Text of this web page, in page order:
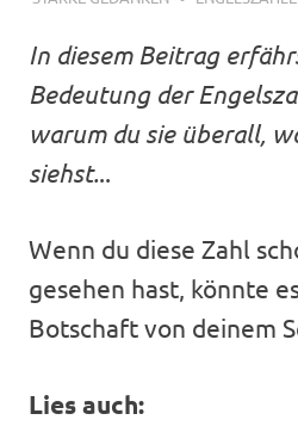
In diesem Beitrag
Bedeutung der
warum du sie überall,
siehst...
Wenn du diese Zahl
gesehen hast, könnte
Botschaft von deinem
Lies auch: